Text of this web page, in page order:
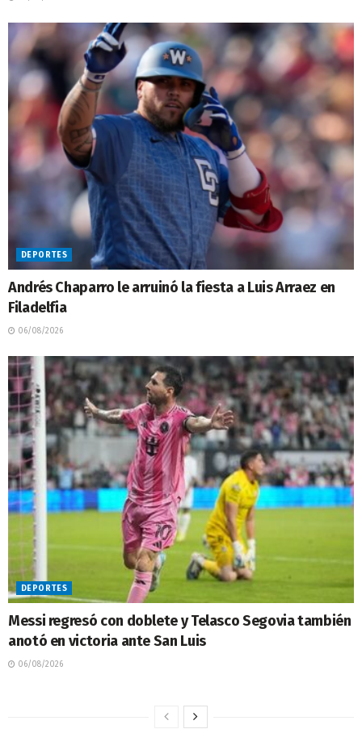
DEPORTES
Andrés Chaparro le arruinó la fiesta a Luis Arraez en
Filadelfia
06/08/2026
DEPORTES
Messi regresó con doblete y Telasco Segovia también
anotó en victoria ante San Luis
06/08/2026